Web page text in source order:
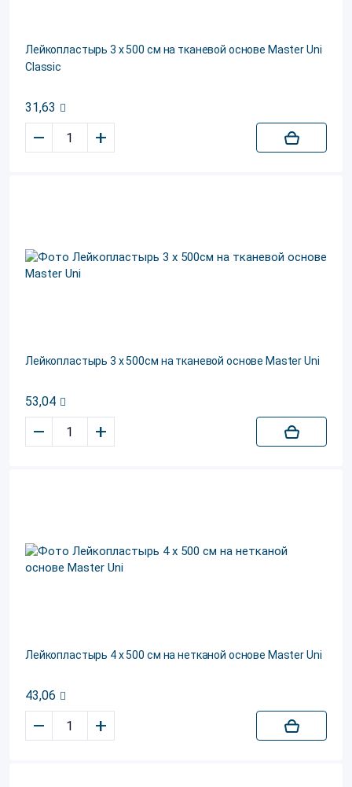
Лейкопластырь 3 х 500 см на тканевой основе Master Uni
Classic
31,63
– +
Лейкопластырь 3 х 500см на тканевой основе Master Uni
53,04
– +
Лейкопластырь 4 х 500 см на нетканой основе Master Uni
43,06
– +